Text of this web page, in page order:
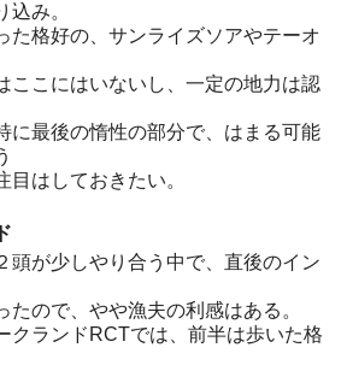
み。
た格好の、サンライズソアやテーオ
ここにはいないし、一定の地力は認
に最後の惰性の部分で、はまる可能
目はしておきたい。
頭が少しやり合う中で、直後のイン
ので、やや漁夫の利感はある。
クランドRCTでは、前半は歩いた格